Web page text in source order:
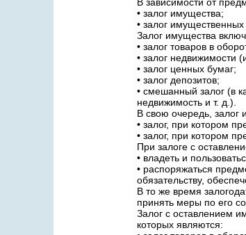
• залог имущества;
• залог имущественных
Залог имущества
• залог товаров в
• залог недвижимости
• залог ценных бумаг;
• залог депозитов;
• смешанный залог (в
недвижимость и т. д.).
В свою очередь, залог
• залог, при котором
• залог, при котором
При залоге с
• владеть и
• распоряжаться
обязательству,
В то же время
принять меры по его
Залог с оставлением
которых являются: